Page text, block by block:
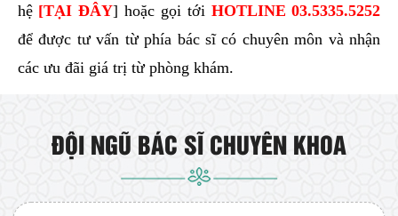
hệ[TẠI ĐÂY] hoặc gọi tới HOTLINE03.5335.5252
để được tư vấn từ phía bác sĩ có chuyên môn và nhận
các ưu đãi giá trị từ phòng khám.
ĐỘI NGŨ BÁC SĨ CHUYÊN KHOA